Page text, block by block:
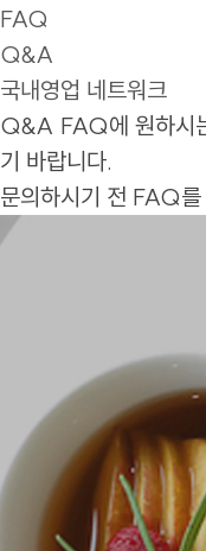
FAQ
Q&A
국내영업 네트워크
Q&A FAQ에 원하시
기 바랍니다.
문의하시기 전 FAQ